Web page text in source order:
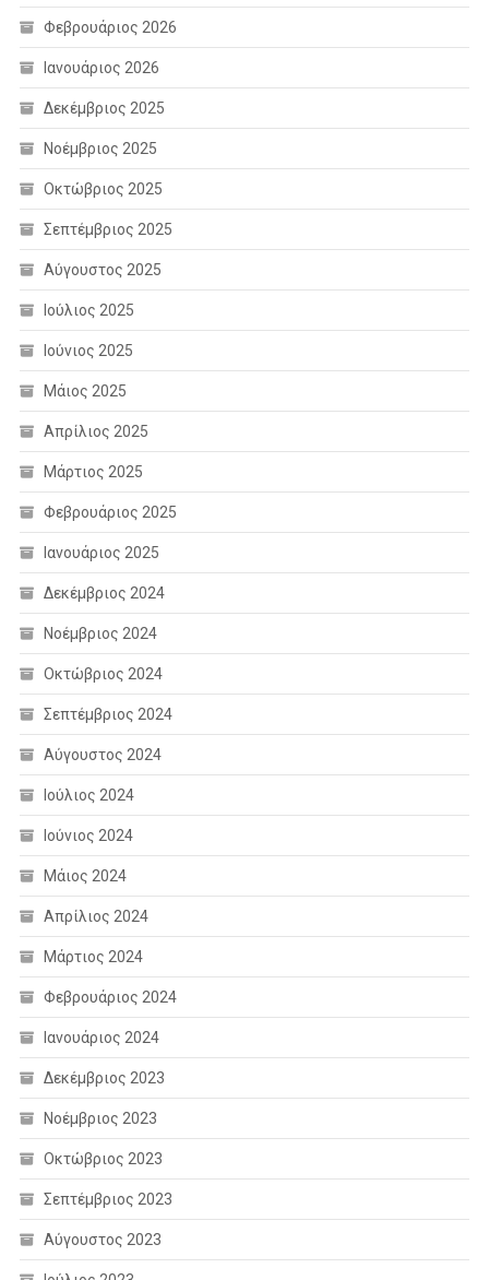
Φεβρουάριος 2026
Ιανουάριος 2026
Δεκέμβριος 2025
Νοέμβριος 2025
Οκτώβριος 2025
Σεπτέμβριος 2025
Αύγουστος 2025
Ιούλιος 2025
Ιούνιος 2025
Μάιος 2025
Απρίλιος 2025
Μάρτιος 2025
Φεβρουάριος 2025
Ιανουάριος 2025
Δεκέμβριος 2024
Νοέμβριος 2024
Οκτώβριος 2024
Σεπτέμβριος 2024
Αύγουστος 2024
Ιούλιος 2024
Ιούνιος 2024
Μάιος 2024
Απρίλιος 2024
Μάρτιος 2024
Φεβρουάριος 2024
Ιανουάριος 2024
Δεκέμβριος 2023
Νοέμβριος 2023
Οκτώβριος 2023
Σεπτέμβριος 2023
Αύγουστος 2023